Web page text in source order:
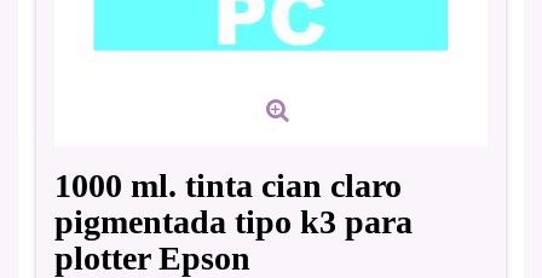
1000 ml. tinta cian claro
pigmentada tipo k3 para
plotter Epson